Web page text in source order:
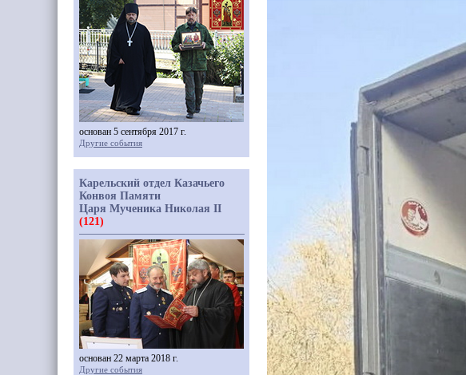
основан 5 сентября 2017 г.
Другие события
Карельский отдел Казачьего
Конвоя Памяти
Царя Мученика Николая II
(121)
основан 22 марта 2018 г.
Другие события